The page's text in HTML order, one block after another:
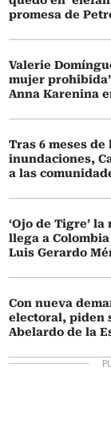
promesa de
Valerie
mujer
Anna Karenina
Tras 6 meses
inundaciones,
a las
‘Ojo de Tigre’
llega a
Luis Gerardo
Con nueva
electoral, piden
Abelardo de la